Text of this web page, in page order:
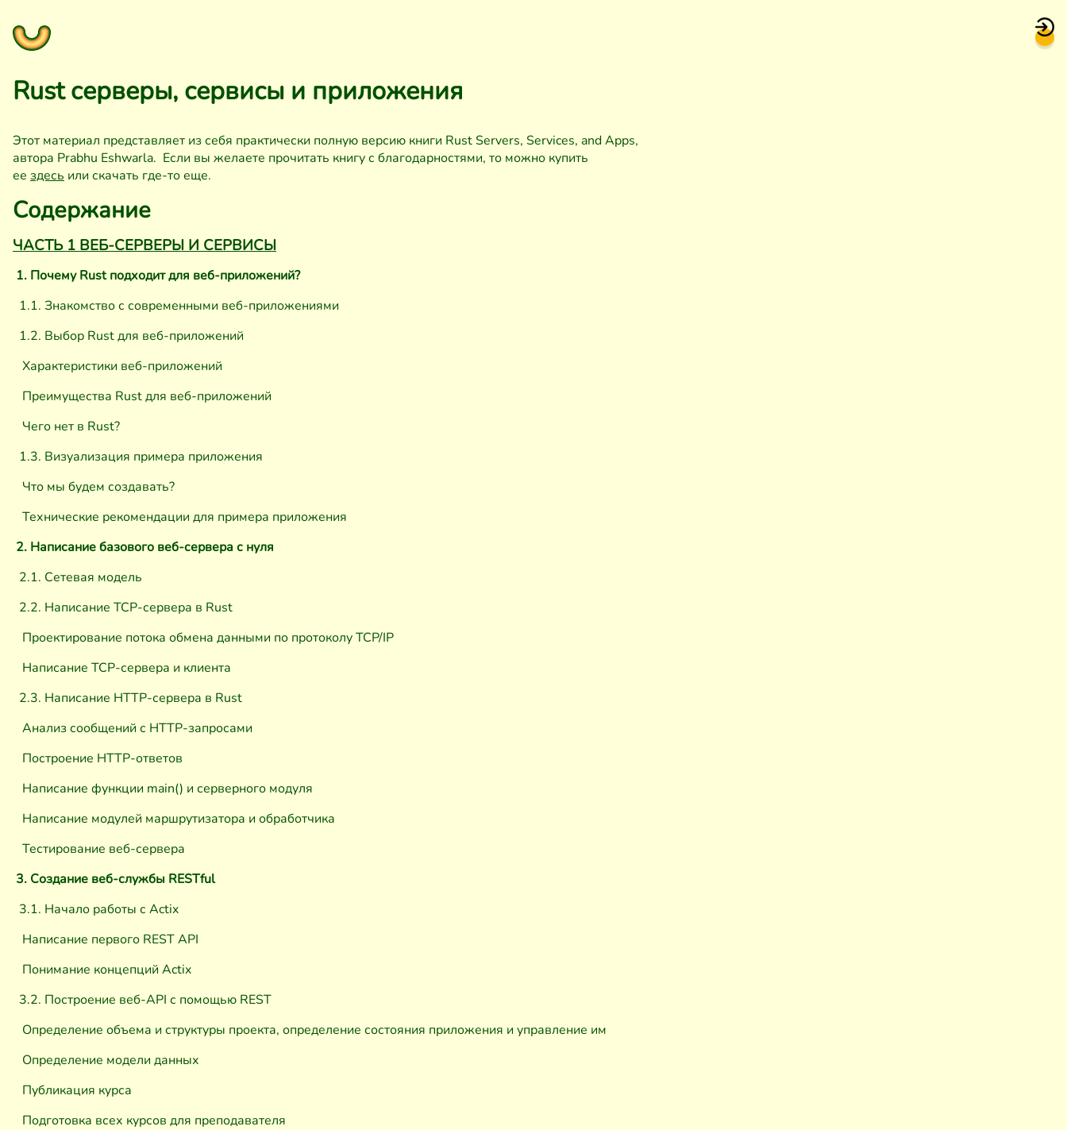
Rust cерверы, сервисы и приложения
Этот материал представляет из себя практически полную версию книги Rust Servers, Services, and Apps,
автора Prabhu Eshwarla. Если вы желаете прочитать книгу с благодарностями, то можно купить
ее здесь или скачать где-то еще.
Содержание
ЧАСТЬ 1 ВЕБ-СЕРВЕРЫ И СЕРВИСЫ
1. Почему Rust подходит для веб-приложений?
1.1. Знакомство с современными веб-приложениями
1.2. Выбор Rust для веб-приложений
Характеристики веб-приложений
Преимущества Rust для веб-приложений
Чего нет в Rust?
1.3. Визуализация примера приложения
Что мы будем создавать?
Технические рекомендации для примера приложения
2. Написание базового веб-сервера с нуля
2.1. Сетевая модель
2.2. Написание TCP-сервера в Rust
Проектирование потока обмена данными по протоколу TCP/IP
Написание TCP-сервера и клиента
2.3. Написание HTTP-сервера в Rust
Анализ сообщений с HTTP-запросами
Построение HTTP-ответов
Написание функции main() и серверного модуля
Написание модулей маршрутизатора и обработчика
Тестирование веб-сервера
3. Создание веб-службы RESTful
3.1. Начало работы с Actix
Написание первого REST API
Понимание концепций Actix
3.2. Построение веб-API с помощью REST
Определение объема и структуры проекта, определение состояния приложения и управление им
Определение модели данных
Публикация курса
Подготовка всех курсов для преподавателя